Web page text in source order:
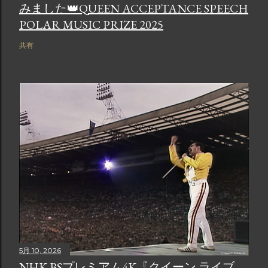
みました👑QUEEN ACCEPTANCE SPEECH
POLAR MUSIC PRIZE 2025
共有
5月 10, 2026